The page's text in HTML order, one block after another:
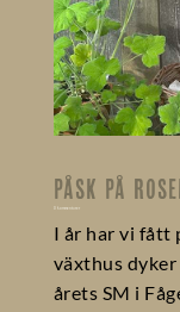
PÅSK PÅ
I år har vi fått
växthus dyker
årets SM i